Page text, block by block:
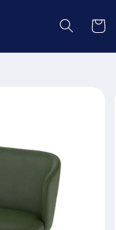
Coș